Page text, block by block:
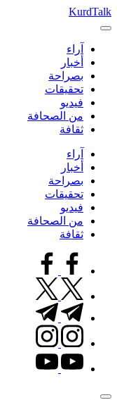
التجاوز
إلى
KurdTalk
كوردتوك
اخبار
كردية
آراء
أخبار
بصراحة
تحقيقات
فيديو
من الصحافة
ثقافة
آراء
أخبار
بصراحة
تحقيقات
فيديو
من الصحافة
ثقافة
facebook.com
twitter.com
t.me
instagram.com
youtube.com